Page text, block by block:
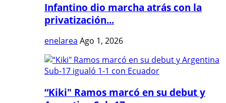
Infantino dio marcha atrás con la
privatización...
enelarea Ago 1, 2026
“Kiki" Ramos marcó en su debut y